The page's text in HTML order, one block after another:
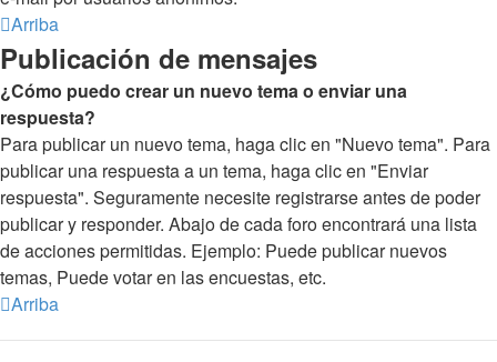
Arriba
Publicación de mensajes
¿Cómo puedo crear un nuevo tema o enviar una
respuesta?
Para publicar un nuevo tema, haga clic en "Nuevo tema". Para
publicar una respuesta a un tema, haga clic en "Enviar
respuesta". Seguramente necesite registrarse antes de poder
publicar y responder. Abajo de cada foro encontrará una lista
de acciones permitidas. Ejemplo: Puede publicar nuevos
temas, Puede votar en las encuestas, etc.
Arriba